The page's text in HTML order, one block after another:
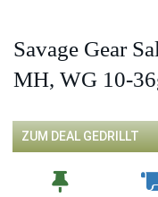
Savage Gear
MH, WG 10-
ZUM DEAL GEDRILLT